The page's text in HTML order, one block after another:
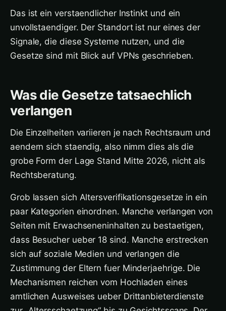
Das ist ein verstaendlicher Instinkt und ein
unvollstaendiger. Der Standort ist nur eines der
Signale, die diese Systeme nutzen, und die
Gesetze sind mit Blick auf VPNs geschrieben.
Was die Gesetze tatsaechlich
verlangen
Die Einzelheiten variieren je nach Rechtsraum und
aendern sich staendig, also nimm dies als die
grobe Form der Lage Stand Mitte 2026, nicht als
Rechtsberatung.
Grob lassen sich Altersverifikationsgesetze in ein
paar Kategorien einordnen. Manche verlangen von
Seiten mit Erwachseneninhalten zu bestaetigen,
dass Besucher ueber 18 sind. Manche erstrecken
sich auf soziale Medien und verlangen die
Zustimmung der Eltern fuer Minderjaehrige. Die
Mechanismen reichen vom Hochladen eines
amtlichen Ausweises ueber Drittanbieterdienste